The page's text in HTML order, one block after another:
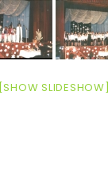
[SHOW SLIDESHOW]